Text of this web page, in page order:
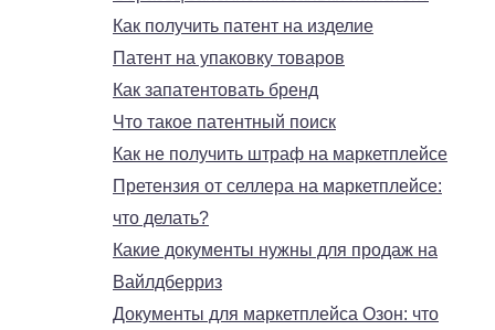
Как получить патент на изделие
Патент на упаковку товаров
Как запатентовать бренд
Что такое патентный поиск
Как не получить штраф на маркетплейсе
Претензия от селлера на маркетплейсе:
что делать?
Какие документы нужны для продаж на
Вайлдберриз
Документы для маркетплейса Озон: что